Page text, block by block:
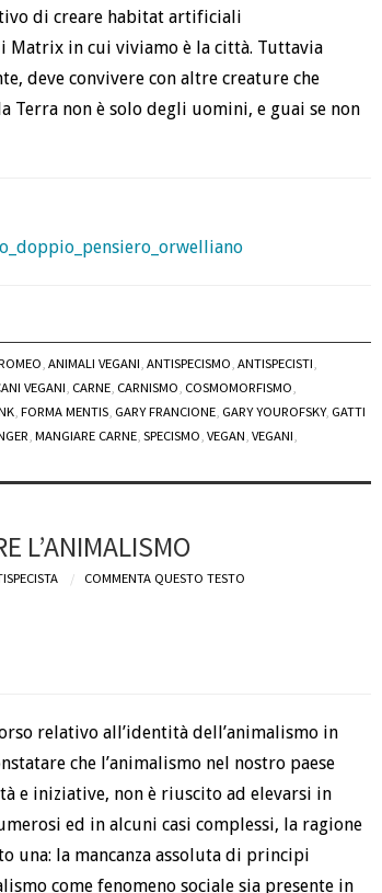
di creare habitat artificiali
Matrix in cui viviamo è la città. Tuttavia
deve convivere con altre creature che
Terra non è solo degli uomini, e guai se non
,ANIMALI VEGANI,ANTISPECISMO,ANTISPECISTI,
VEGANI, CARNE, CARNISMO, COSMOMORFISMO,
, FORMA MENTIS, GARY FRANCIONE, GARY YOUROFSKY, GATTI
, MANGIARE CARNE, SPECISMO, VEGAN, VEGANI,
L’ANIMALISMO
COMMENTA QUESTO TESTO
relativo all’identità dell’animalismo in
che l’animalismo nel nostro paese
e iniziative, non è riuscito ad elevarsi in
ed in alcuni casi complessi, la ragione
una: la mancanza assoluta di principi
come fenomeno sociale sia presente in